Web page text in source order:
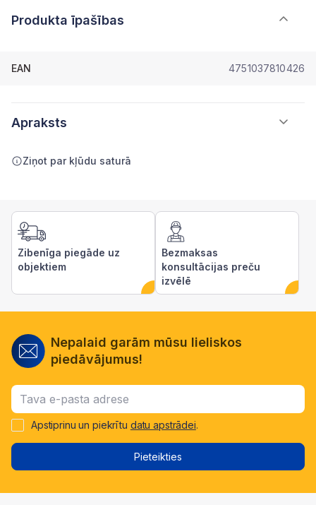
Produkta īpašības
EAN 4751037810426
Apraksts
Ziņot par kļūdu saturā
Zibenīga piegāde uz
objektiem
Bezmaksas
konsultācijas preču
izvēlē
Nepalaid garām mūsu lieliskos
piedāvājumus!
Apstiprinu un piekrītu datu apstrādei.
Pieteikties